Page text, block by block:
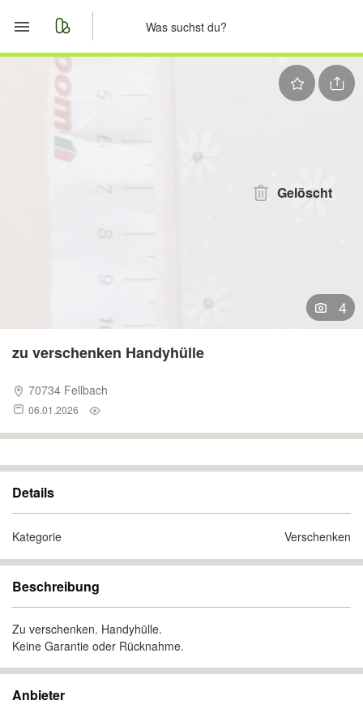
Start
Merkliste
Nachrichten
Gelöscht
4
zu verschenken Handyhülle
70734 Fellbach
06.01.2026
Details
Kategorie Verschenken
Beschreibung
Zu verschenken. Handyhülle.
Keine Garantie oder Rücknahme.
Anbieter